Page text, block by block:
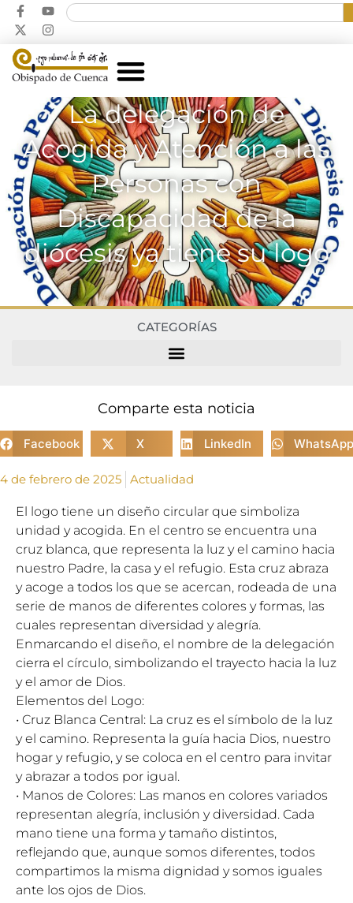
La delegación de
Acogida y Atención a las
Personas con
Discapacidad de la
diócesis ya tiene su logo
CATEGORÍAS
Comparte esta noticia
Facebook X LinkedIn WhatsApp
4 de febrero de 2025 Actualidad
El logo tiene un diseño circular que simboliza
unidad y acogida. En el centro se encuentra una
cruz blanca, que representa la luz y el camino hacia
nuestro Padre, la casa y el refugio. Esta cruz abraza
y acoge a todos los que se acercan, rodeada de una
serie de manos de diferentes colores y formas, las
cuales representan diversidad y alegría.
Enmarcando el diseño, el nombre de la delegación
cierra el círculo, simbolizando el trayecto hacia la luz
y el amor de Dios.
Elementos del Logo:
• Cruz Blanca Central: La cruz es el símbolo de la luz
y el camino. Representa la guía hacia Dios, nuestro
hogar y refugio, y se coloca en el centro para invitar
y abrazar a todos por igual.
• Manos de Colores: Las manos en colores variados
representan alegría, inclusión y diversidad. Cada
mano tiene una forma y tamaño distintos,
reflejando que, aunque somos diferentes, todos
compartimos la misma dignidad y somos iguales
ante los ojos de Dios.